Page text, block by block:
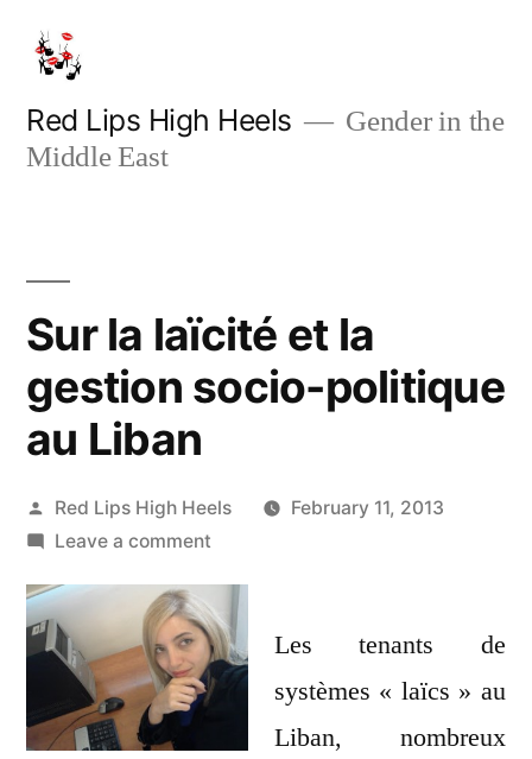
content
Red Lips High Heels
Gender in the
Middle East
Sur la laïcité et la
gestion socio-politique
au Liban
Posted
by
Red Lips High Heels
February 11, 2013
Leave a commenton
la
laïcité
et
la
Les tenants de
systèmes « laïcs » au
Liban, nombreux